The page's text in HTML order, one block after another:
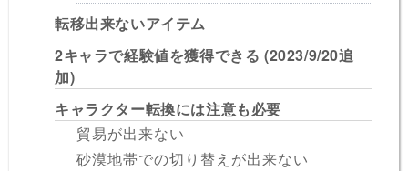
転移出来ないアイテム
2キャラで経験値を獲得できる (2023/9/20追
加)
キャラクター転換には注意も必要
貿易が出来ない
砂漠地帯での切り替えが出来ない